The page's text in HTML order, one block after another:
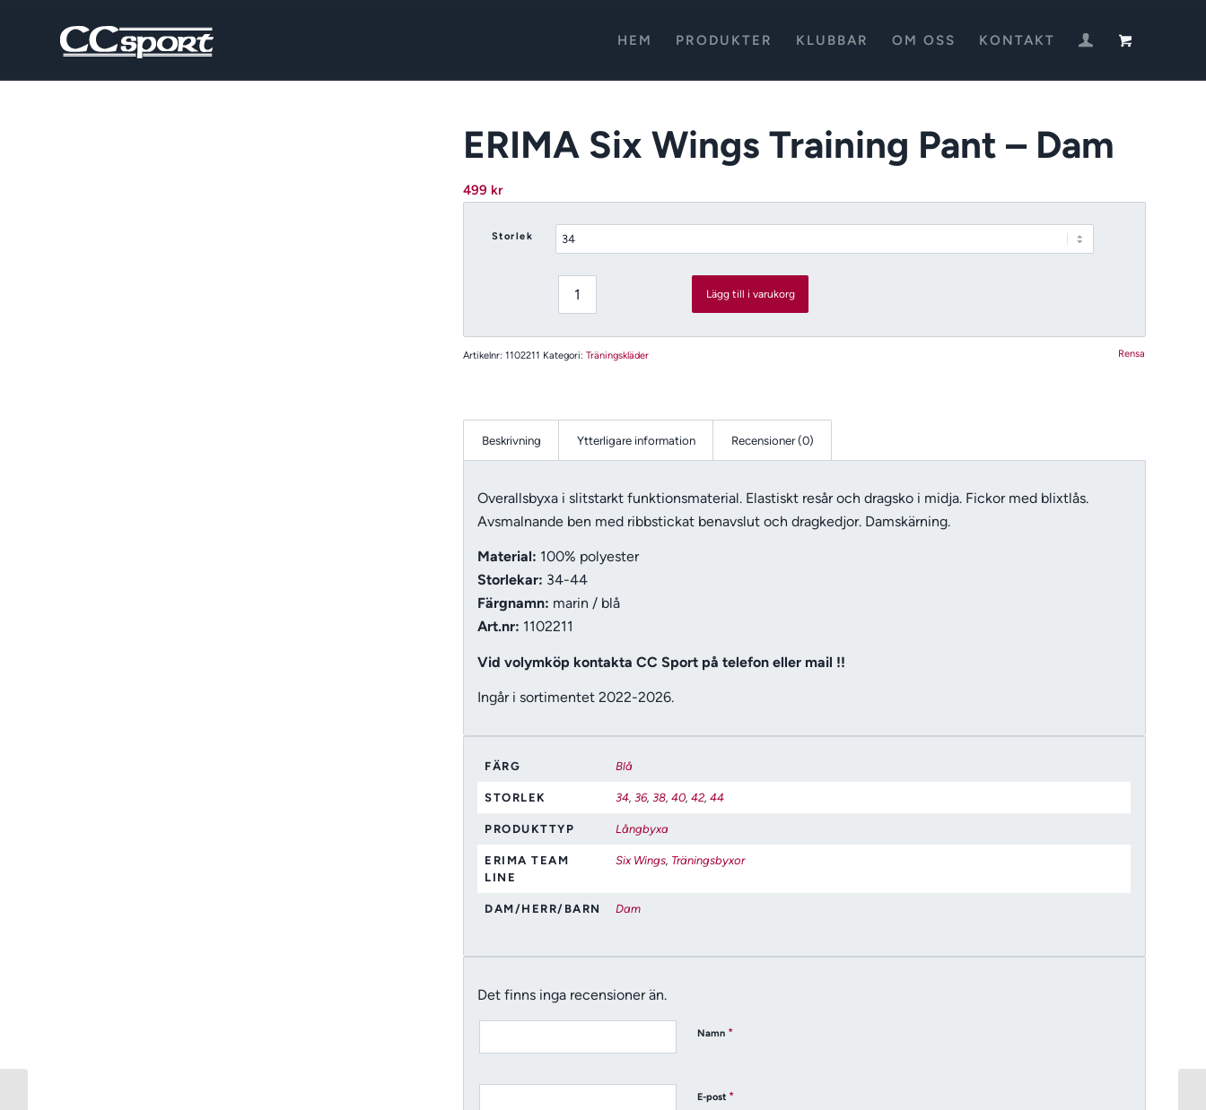
HEM PRODUKTER KLUBBAR OM OSS KONTAKT
ERIMA Six Wings Training Pant – Dam
499 kr
Storlek
Rensa
Lägg till i varukorg
Artikelnr:1102211 Kategori:Träningskläder
Beskrivning Ytterligare information Recensioner (0)
Overallsbyxa i slitstarkt funktionsmaterial. Elastiskt resår och dragsko i midja. Fickor med blixtlås.
Avsmalnande ben med ribbstickat benavslut och dragkedjor. Damskärning.
Material: 100% polyester
Storlekar: 34-44
Färgnamn: marin / blå
Art.nr: 1102211
Vid volymköp kontakta CC Sport på telefon eller mail !!
Ingår i sortimentet 2022-2026.
FÄRG Blå
STORLEK 34,36,38,40,42,44
PRODUKTTYP Långbyxa
ERIMA TEAM
LINE
Six Wings, Träningsbyxor
DAM/HERR/BARN Dam
Det finns inga recensioner än.
Namn *
E-post *